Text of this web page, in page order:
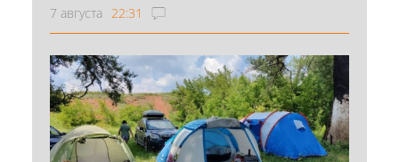
7 августа 22:31